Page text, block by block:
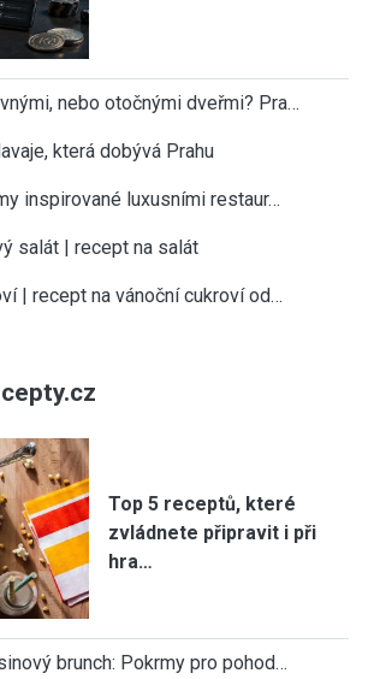
nebo otočnými dveřmi? Pra…
která dobývá Prahu
inspirované luxusními restaur…
salát | recept na salát
| recept na vánoční cukroví od…
Top 5 receptů, které
zvládnete připravit i při
hra…
brunch: Pokrmy pro pohod…